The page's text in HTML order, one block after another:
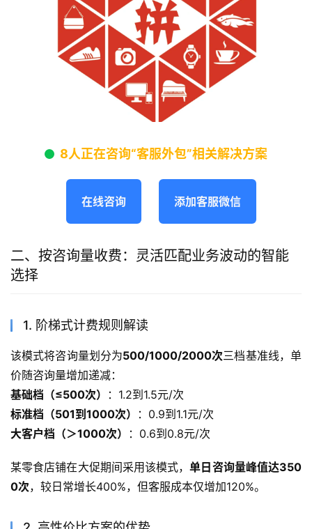
8人正在咨询“客服外包”相关解决方案
在线咨询 添加客服微信
二、按咨询量收费：灵活匹配业务波动的智能
选择
1. 阶梯式计费规则解读
该模式将咨询量划分为500/1000/2000次三档基准线，单
价随咨询量增加递减：
基础档（≤500次）
：1.2到1.5元/次
标准档（501到1000次）
：0.9到1.1元/次
大客户档（＞1000次）
：0.6到0.8元/次
某零食店铺在大促期间采用该模式，单日咨询量峰值达350
0次，较日常增长400%，但客服成本仅增加120%。